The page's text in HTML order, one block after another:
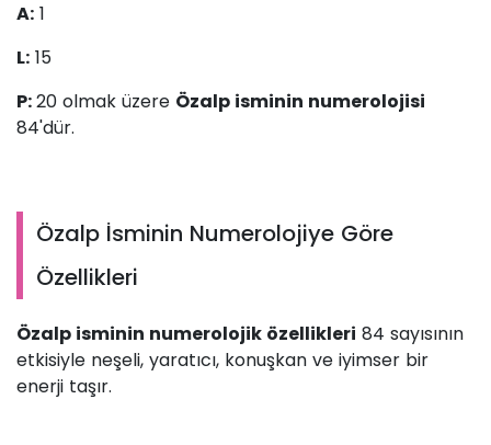
A: 1
L: 15
P:20 olmak üzere Özalp isminin numerolojisi
84'dür.
Özalp İsminin Numerolojiye Göre
Özellikleri
Özalp isminin numerolojik özellikleri 84 sayısının
etkisiyle neşeli, yaratıcı, konuşkan ve iyimser bir
enerji taşır.